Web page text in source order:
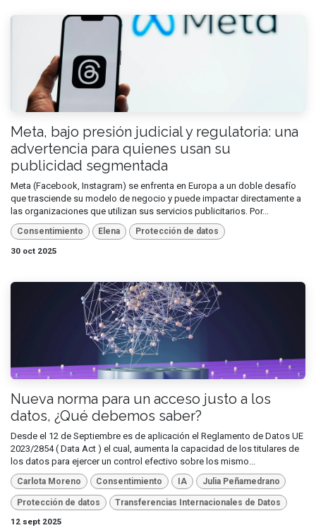
Meta, bajo presión judicial y regulatoria: una
advertencia para quienes usan su
publicidad segmentada
Meta (Facebook, Instagram) se enfrenta en Europa a un doble desafío
que trasciende su modelo de negocio y puede impactar directamente a
las organizaciones que utilizan sus servicios publicitarios. Por...
Consentimiento Elena
Protección de datos
30 oct 2025
Nueva norma para un acceso justo a los
datos, ¿Qué debemos saber?
Desde el 12 de Septiembre es de aplicación el Reglamento de Datos UE
2023/2854 ( Data Act ) el cual, aumenta la capacidad de los titulares de
los datos para ejercer un control efectivo sobre los mismo...
Carlota Moreno Consentimiento IA Julia Peñamedrano
Protección de datos
Transferencias Internacionales de Datos
12 sept 2025